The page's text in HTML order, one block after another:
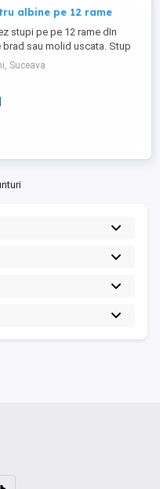
albine pe 12 rame
stupi pe pe 12 rame dIn
brad sau molid uscata. Stup
lei Stupul contine capacul
jumatate plasa
cu osb iar fundul fix
clientul. - cat 1 1=70 ron:
Suceava